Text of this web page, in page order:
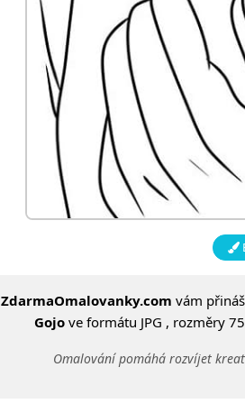
ZdarmaOmalovanky.com vám
Gojove formátu JPG , rozměry
Omalování pomáhá rozvíjet